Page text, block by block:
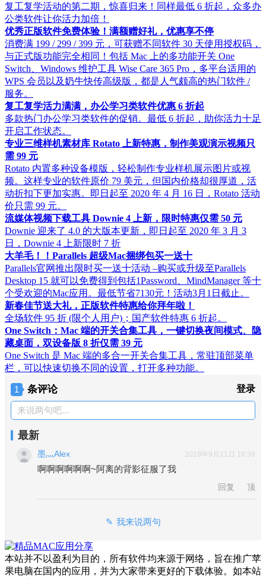
复工复学活动的第二期，惊喜归来！同样最低 6 折起，众多办
公类软件让你活力加倍！
优秀正版软件免费体验！满额赠好礼，优惠享不停
消费满 199 / 299 / 399 元，可获赠不同软件 30 天使用授权码，
与正式版功能完全相同！包括 Mac 上的多功能开关 One
Switch、Windows 维护工具 Wise Care 365 Pro，多平台适用的
WPS 会员以及奶牛快传高级版，都是人气颇高的热门软件 /
服务。
复工复学活力满满，办公学习类软件优惠 6 折起
多款热门办公学习类软件的促销。最低 6 折起，助你活力十足
开启工作状态。
专业三维样机素材库 Rotato 上新特惠，制作美观演示视频只
需 99 元
Rotato 内置多种设备模版，轻松制作专业样机展示图片或视
频。这样专业的软件原价 79 美元，但国内价格却很厚道，活
动折扣下更加实惠。即日起至 2020 年 4 月 16 日，Rotato 活动
价只需 99 元。
流媒体视频下载工具 Downie 4 上新，限时特惠仅需 50 元
Downie 迎来了 4.0 的大版本更新，即日起至 2020 年 3 月 3
日，Downie 4 上新限时 7 折
大羊毛！！Parallels 超级Mac捆绑包买一送十
Parallels官网推出限时买一送十活动 –购买或升级至Parallels
Desktop 15 就可以免费得到包括1Password、MindManager 等十
个受欢迎的Mac应用。最低节省7130元！活动3月1日截止。
新春佳节送大礼，正版软件特惠给你拜年啦！
全场软件 95 折 (限个人用户)；国产软件特惠 6 折起。
One Switch：Mac 端的开关合集工具，一键切换夜间模式、隐
藏桌面，双设备版 8 折仅需 39 元
One Switch 是 Mac 端的多合一开关合集工具，常驻顶部菜单
栏，可以快速切换不同的设置，打开多种功能。
1 条评论 登录
来说两句吧...
最新
墨灬Alex 2019年9月11日 18:39
啊啊啊啊啊啊~阿离的背影征服了我
回复 顶
我来说两句
本站并不以盈利为目的，所有软件均来源于网络，旨在推广苹
果电脑在国内的应用，并为大家带来更好的下载体验。如本站